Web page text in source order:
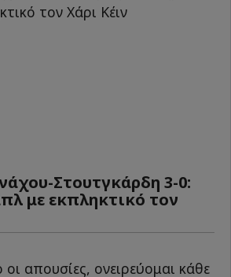
Στουτγκάρδη 3-0:
με εκπληκτικό τον